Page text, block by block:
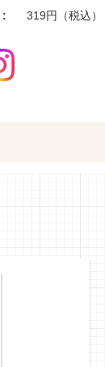
319円（税込）